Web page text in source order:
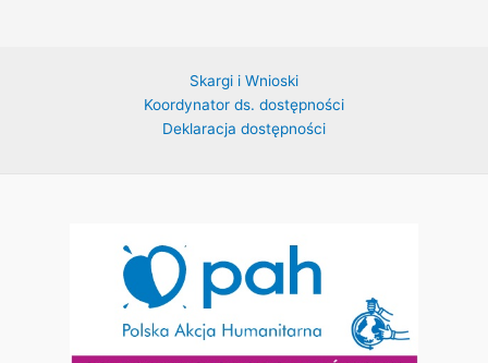
Skargi i Wnioski
Koordynator ds. dostępności
Deklaracja dostępności